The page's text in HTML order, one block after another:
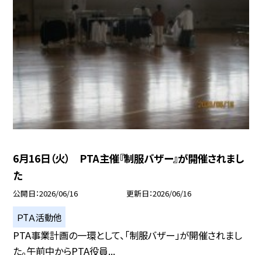
6月16日（火） PTA主催『制服バザー』が開催されまし
た
公開日 2026/06/16 更新日 2026/06/16
ＰTＡ活動他
PTA事業計画の一環として、「制服バザー」が開催されまし
た。午前中からPTA役員...